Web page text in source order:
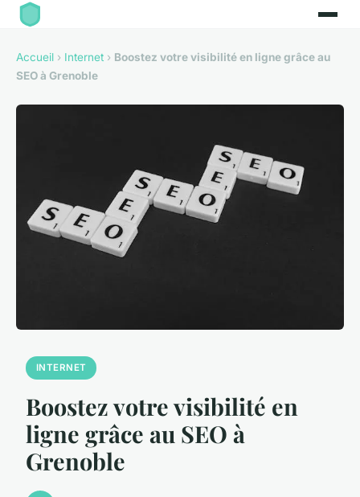
Accueil › Internet › Boostez votre visibilité en ligne grâce au
SEO à Grenoble
INTERNET
Boostez votre visibilité en
ligne grâce au SEO à
Grenoble